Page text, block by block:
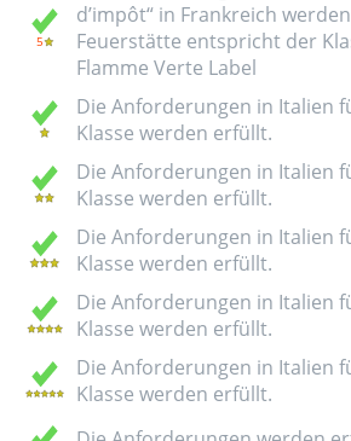
d’impôt“ in Frankreich
Feuerstätte entspricht der
Flamme Verte Label
Die Anforderungen in Italien
Klasse werden erfüllt.
Die Anforderungen in Italien
Klasse werden erfüllt.
Die Anforderungen in Italien
Klasse werden erfüllt.
Die Anforderungen in Italien
Klasse werden erfüllt.
Die Anforderungen in Italien
Klasse werden erfüllt.